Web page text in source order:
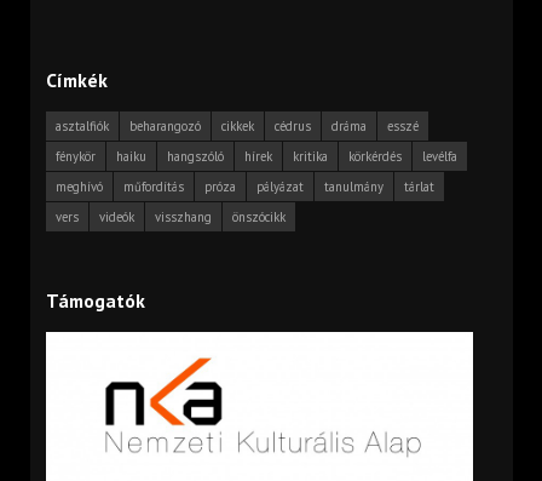
Címkék
asztalfiók beharangozó cikkek cédrus dráma
esszé
fénykör
haiku hangszóló hírek kritika körkérdés
levélfa
meghívó
műfordítás próza pályázat tanulmány
tárlat
vers
videók visszhang önszócikk
Támogatók